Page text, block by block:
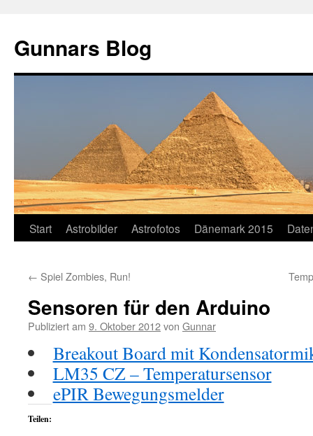
Gunnars Blog
Zum
springen
Start Astrobilder Astrofotos Dänemark 2015
← Spiel Zombies, Run!
Sensoren für den Arduino
Publiziert am 9. Oktober 2012von Gunnar
Breakout Board mit
LM35 CZ – Temperatursensor
ePIR Bewegungsmelder
Teilen: